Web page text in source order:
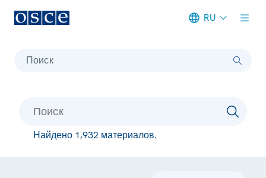
RU
Поиск
Найдено 1,932 материалов.